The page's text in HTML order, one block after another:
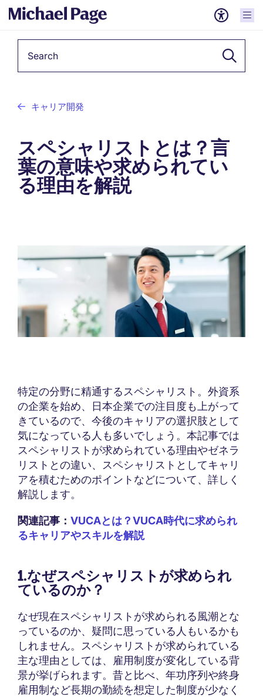
キャリア開発
スペシャリストとは？言
葉の意味や求められてい
る理由を解説
特定の分野に精通するスペシャリスト。外資系
の企業を始め、日本企業での注目度も上がって
きているので、今後のキャリアの選択肢として
気になっている人も多いでしょう。本記事では
スペシャリストが求められている理由やゼネラ
リストとの違い、スペシャリストとしてキャリ
アを積むためのポイントなどについて、詳しく
解説します。
関連記事： VUCAとは？VUCA時代に求められ
るキャリアやスキルを解説
1.なぜスペシャリストが求められ
ているのか？
なぜ現在スペシャリストが求められる風潮とな
っているのか、疑問に思っている人もいるかも
しれません。スペシャリストが求められている
主な理由としては、雇用制度が変化している背
景が挙げられます。昔と比べ、年功序列や終身
雇用制など長期の勤続を想定した制度が少なく